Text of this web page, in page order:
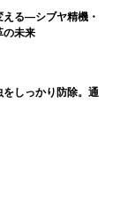
える―シブヤ精機・
の未来
しっかり防除。通